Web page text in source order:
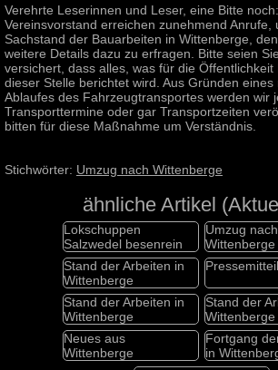
Verehrte Leserinnen und Leser, eine Bitte
Vereinsvorstand erreichen zunehmend Anrufe,
Sachstand der Bauarbeiten in Wittenberge,
weitere Details dazu zu erfragen. Bitte seien
versichert, dass alles, was für die Öffentlichkeit
dieser Stelle berichtet wird. Aus Gründen eines
Ablaufes des Fahrzeugtransportes werden wir
Transporttermine oder gar Transportzeiten
bitten für diese Maßnahme um Verständnis.
Stichwörter: Umzug nach Wittenberge
ähnliche Artikel
Lokschuppen
Salzwedel besenrein
Umzug nach
Wittenberge
Stand der Arbeiten in
Wittenberge
Stand der Arbeiten in
Wittenberge
Stand der
Wittenberge
Neues aus
Wittenberge
Fortgang
in